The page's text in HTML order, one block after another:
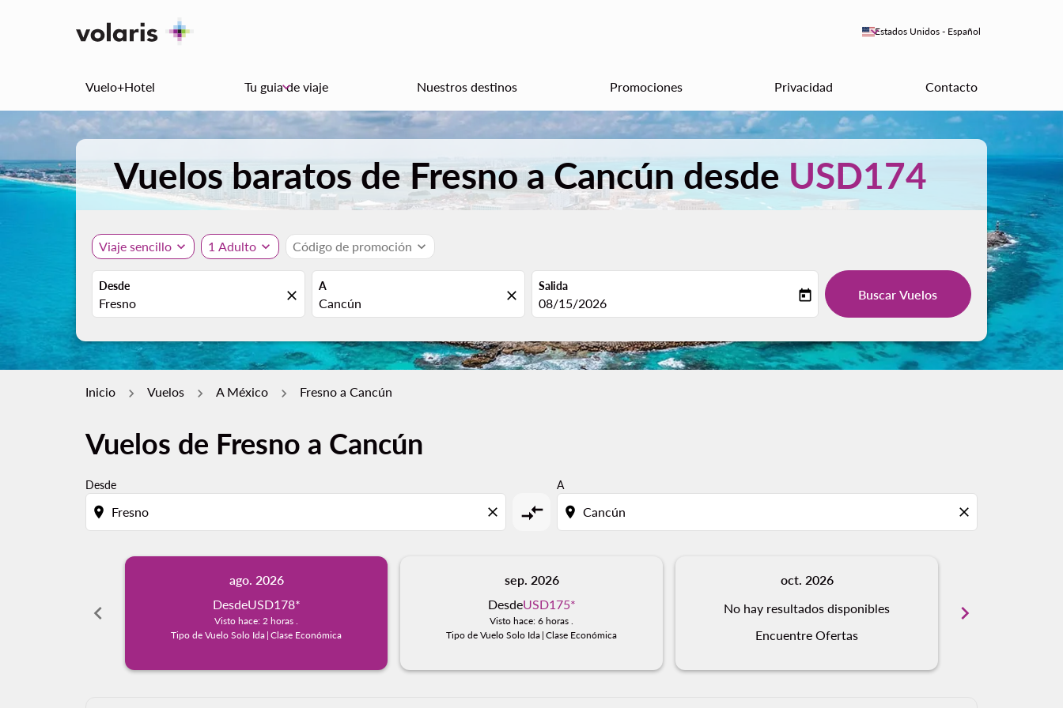
Estados Unidos - Español
keyboard_arrow_down
Vuelo+Hotel Tu guia de viaje
keyboard_arrow_down Nuestros destinos Promociones Privacidad Contacto
Vuelos baratos de Fresno a Cancún desde USD174
Viaje sencillo expand_more 1 Adulto expand_more Código de promoción expand_more
Desde
close
A
close
Salida
fc-booking-departure-date-aria-label
08/15/2026 today Buscar Vuelos
Inicio Vuelos A México Fresno a Cancún
Vuelos de Fresno a Cancún
Desde
location_on close compare_arrows
A
location_on close
chevron_left
ago. 2026
DesdeUSD178*
Visto hace: 2 horas .
Tipo de Vuelo Solo Ida | Clase Económica
sep. 2026
DesdeUSD175*
Visto hace: 6 horas .
Tipo de Vuelo Solo Ida | Clase Económica
oct. 2026
No hay resultados disponibles
Encuentre Ofertas
chevron_right